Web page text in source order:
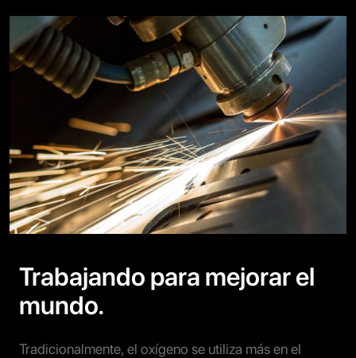
Trabajando para mejorar el
mundo.
Tradicionalmente, el oxígeno se utiliza más en el